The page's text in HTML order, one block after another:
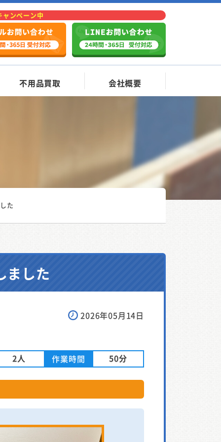
ンペーン中
不用品買取 会社概要
た
ました
2026年05月14日
2人 作業時間 50分